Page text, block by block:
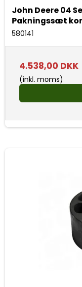
John Deere 04
Pakningssæt
580141
4.538,00 DKK
(inkl. moms)